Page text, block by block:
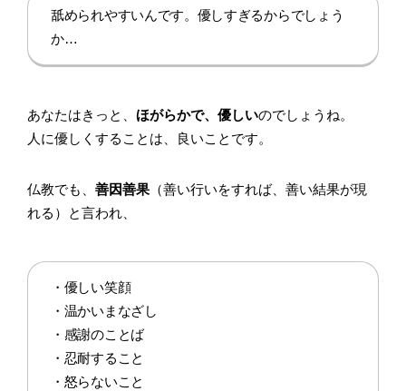
舐められやすいんです。優しすぎるからでしょう
か…
あなたはきっと、 ほがらかで、優しいのでしょうね。
人に優しくすることは、良いことです。
仏教でも、 善因善果 （善い行いをすれば、善い結果が現
れる）と言われ、
・優しい笑顔
・温かいまなざし
・感謝のことば
・忍耐すること
・怒らないこと